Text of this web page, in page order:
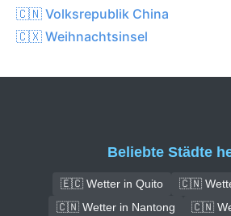
🇨🇳 Volksrepublik China
🇨🇽 Weihnachtsinsel
Beliebte Städte
🇪🇨 Wetter in Quito
🇨🇳
🇨🇳 Wetter in Nantong
🇨🇳